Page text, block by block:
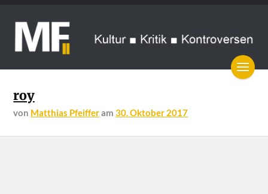
roy
von Matthias Pfeifferam30. Oktober 2017